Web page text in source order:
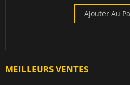
Ajouter Au
MEILLEURS VENTES